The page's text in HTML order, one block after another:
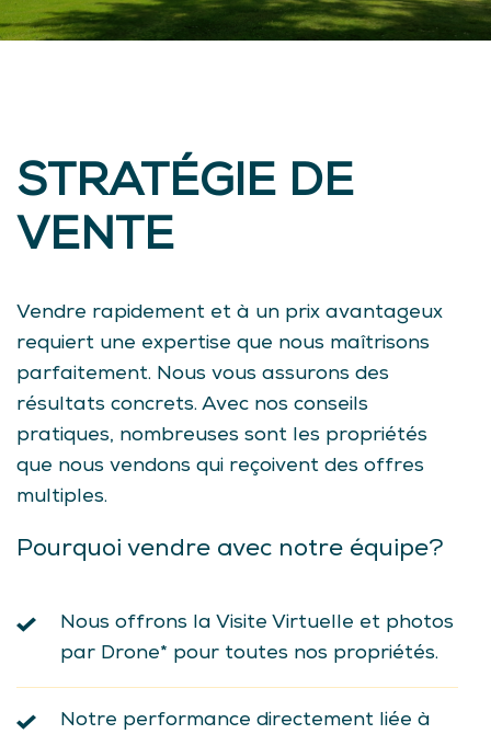
STRATÉGIE DE
VENTE
Vendre rapidement et à un prix avantageux
requiert une expertise que nous maîtrisons
parfaitement. Nous vous assurons des
résultats concrets. Avec nos conseils
pratiques, nombreuses sont les propriétés
que nous vendons qui reçoivent des offres
multiples.
Pourquoi vendre avec notre équipe?
Nous offrons la Visite Virtuelle et photos
par Drone* pour toutes nos propriétés.
Notre performance directement liée à